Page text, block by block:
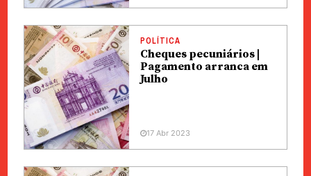
POLÍTICA
Cheques pecuniários |
Pagamento arranca em
Julho
17 Abr 2023